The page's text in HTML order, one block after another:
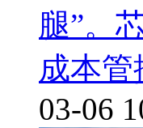
腿”。
成本
03-06